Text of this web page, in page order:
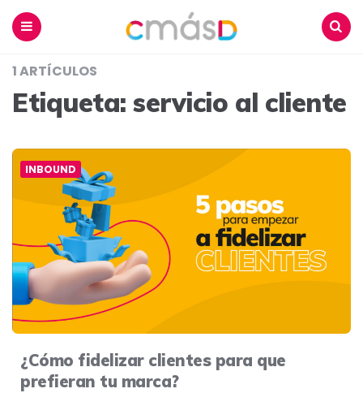
1 ARTÍCULOS
Etiqueta: servicio al cliente
INBOUND
¿Cómo fidelizar clientes para que
prefieran tu marca?